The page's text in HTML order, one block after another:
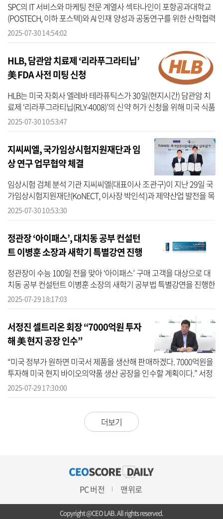
SPC의 IT 서비스와 마케팅 전문 계열사 섹타나인이 포항공과대학교
(POSTECH, 이하 포스텍)와 AI 인재 양성과 공동연구를 위한 산학협력
업무협약(MOU)을 체결했다고 30일 밝혔다. 협약식은 30일 도곡동에
2025-07-30 14:54:02
HLB, 담관암 치료제 ‘리라푸그라티닙’
美 FDA 사전 미팅 신청
HLB는 미국 자회사 엘레바 테라퓨틱스가 30일(현지시간) 담관암 치
료제 ‘리라푸그라티닙(RLY-4008)’의 신약 허가 신청을 위해 미국 식품
의약국(FDA)에 사전미팅을 신청했다고 밝혔다. Pre-NDA 미팅은 신약
2025-07-30 10:53:47
지씨씨엘, 국가임상시험지원재단과 임
상 연구 업무협약 체결
임상시험 검체 분석 기관 지씨씨엘(대표이사 조관구)이 지난 29일 국
가임상시험지원재단(KoNECT, 이사장 박인석)과 제약산업 발전을 목
표로 임상 연구의 상호 협력을 위한 업무협약(이하 MOU)을 체결했다
2025-07-30 10:53:30
정관장 ‘아이패스’, 대치동 공부 컨설턴
트 이병훈 소장과 새학기 특별강연 진행
정관장이 수능 100일 전을 맞아 ‘아이패스’ 구매 고객을 대상으로 대
치동 공부 컨설턴트 이병훈 소장의 새학기 공부법 특별강연을 진행한
다고 29일 밝혔다. 8월 17일까지 정관장 아이패스를 구매하는 고객
2025-07-29 18:17:03
서정진 셀트리온 회장 “7000억원 투자
해 美 현지 공장 인수”
“미국 정부가 원하면 미국서 제품을 생산해 판매하겠다. 7000억원을
투자해 미국 현지 바이오의약품 생산 공장을 인수할 계획이다.” 서정
진 셀트리온 회장은 29일 오전에 개최된 온라인 기자간담회에서 “새
2025-07-29 17:30:00
더보기
PC 버전 맨위로
Copyright @CEO LAB. All rights reserved.